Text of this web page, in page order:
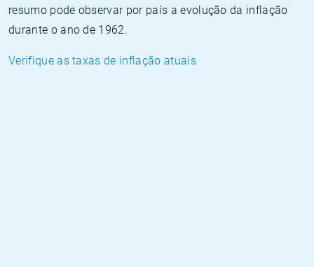
resumo pode observar por país a evolução da inflação
durante o ano de 1962.
Verifique as taxas de inflação atuais